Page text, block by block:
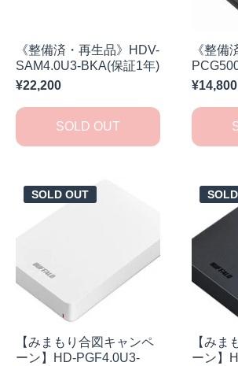
《整備済・再生品》HDV-
SAM4.0U3-BKA(保証1年)
¥22,200
SOLD OUT
《整備
¥14,800
SOLD OUT
【みまもり合図キャンペ
ーン】HD-PGF4.0U3-
【みま
ーン】